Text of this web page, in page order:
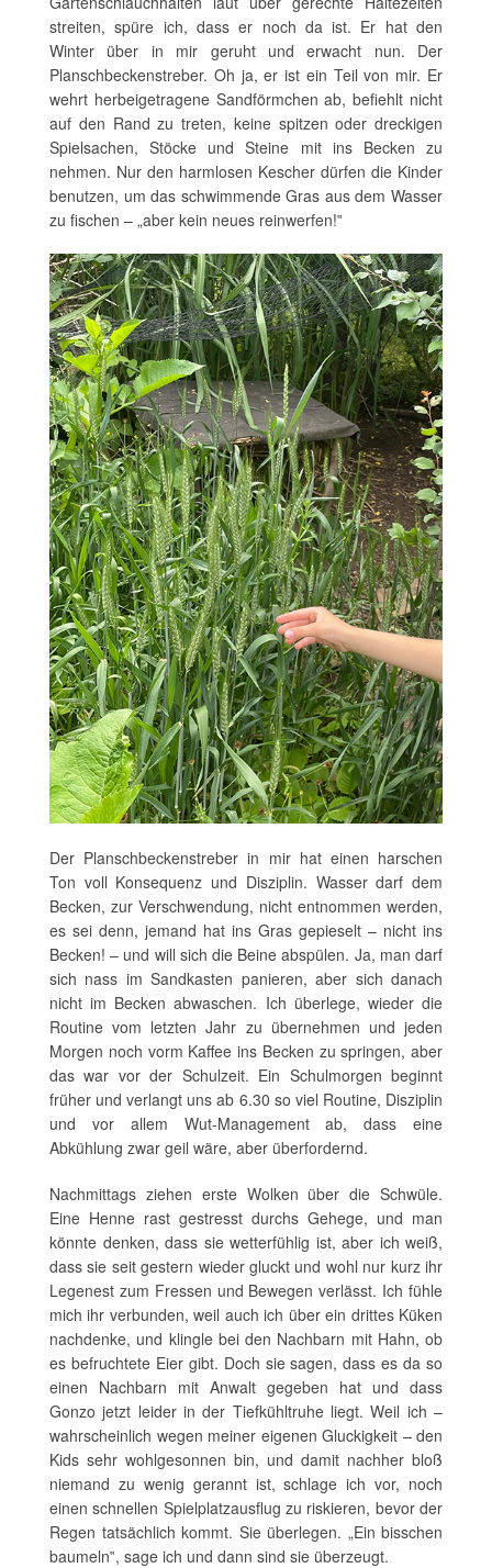
streiten, spüre ich, dass er noch da ist. Er hat den
Winter über in mir geruht und erwacht nun. Der
Planschbeckenstreber. Oh ja, er ist ein Teil von mir. Er
wehrt herbeigetragene Sandförmchen ab, befiehlt nicht
auf den Rand zu treten, keine spitzen oder dreckigen
Spielsachen, Stöcke und Steine mit ins Becken zu
nehmen. Nur den harmlosen Kescher dürfen die Kinder
benutzen, um das schwimmende Gras aus dem Wasser
zu fischen – „aber kein neues reinwerfen!‟
Der Planschbeckenstreber in mir hat einen harschen
Ton voll Konsequenz und Disziplin. Wasser darf dem
Becken, zur Verschwendung, nicht entnommen werden,
es sei denn, jemand hat ins Gras gepieselt – nicht ins
Becken! – und will sich die Beine abspülen. Ja, man darf
sich nass im Sandkasten panieren, aber sich danach
nicht im Becken abwaschen. Ich überlege, wieder die
Routine vom letzten Jahr zu übernehmen und jeden
Morgen noch vorm Kaffee ins Becken zu springen, aber
das war vor der Schulzeit. Ein Schulmorgen beginnt
früher und verlangt uns ab 6.30 so viel Routine, Disziplin
und vor allem Wut-Management ab, dass eine
Abkühlung zwar geil wäre, aber überfordernd.
Nachmittags ziehen erste Wolken über die Schwüle.
Eine Henne rast gestresst durchs Gehege, und man
könnte denken, dass sie wetterfühlig ist, aber ich weiß,
dass sie seit gestern wieder gluckt und wohl nur kurz ihr
Legenest zum Fressen und Bewegen verlässt. Ich fühle
mich ihr verbunden, weil auch ich über ein drittes Küken
nachdenke, und klingle bei den Nachbarn mit Hahn, ob
es befruchtete Eier gibt. Doch sie sagen, dass es da so
einen Nachbarn mit Anwalt gegeben hat und dass
Gonzo jetzt leider in der Tiefkühltruhe liegt. Weil ich –
wahrscheinlich wegen meiner eigenen Gluckigkeit – den
Kids sehr wohlgesonnen bin, und damit nachher bloß
niemand zu wenig gerannt ist, schlage ich vor, noch
einen schnellen Spielplatzausflug zu riskieren, bevor der
Regen tatsächlich kommt. Sie überlegen. „Ein bisschen
baumeln‟, sage ich und dann sind sie überzeugt.